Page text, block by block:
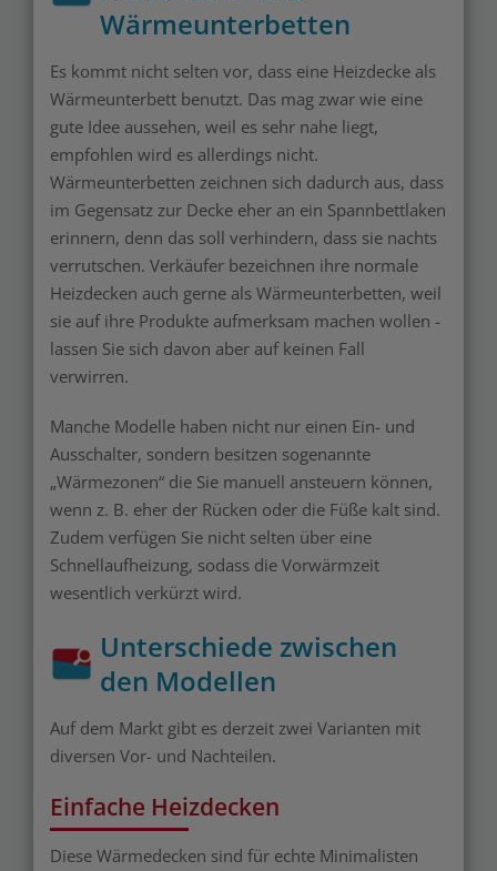
Wärmeunterbetten
Es kommt nicht selten vor, dass eine Heizdecke als
Wärmeunterbett benutzt. Das mag zwar wie eine
gute Idee aussehen, weil es sehr nahe liegt,
empfohlen wird es allerdings nicht.
Wärmeunterbetten zeichnen sich dadurch aus, dass
im Gegensatz zur Decke eher an ein Spannbettlaken
erinnern, denn das soll verhindern, dass sie nachts
verrutschen. Verkäufer bezeichnen ihre normale
Heizdecken auch gerne als Wärmeunterbetten, weil
sie auf ihre Produkte aufmerksam machen wollen -
lassen Sie sich davon aber auf keinen Fall
verwirren.
Manche Modelle haben nicht nur einen Ein- und
Ausschalter, sondern besitzen sogenannte
„Wärmezonen“ die Sie manuell ansteuern können,
wenn z. B. eher der Rücken oder die Füße kalt sind.
Zudem verfügen Sie nicht selten über eine
Schnellaufheizung, sodass die Vorwärmzeit
wesentlich verkürzt wird.
Unterschiede zwischen
den Modellen
Auf dem Markt gibt es derzeit zwei Varianten mit
diversen Vor- und Nachteilen.
Einfache Heizdecken
Diese Wärmedecken sind für echte Minimalisten